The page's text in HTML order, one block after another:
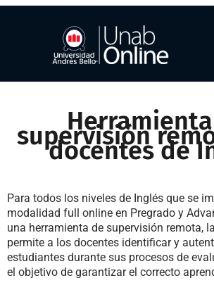
supervisión
docentes de
Para todos los niveles de Inglés que se
modalidad full online en Pregrado y
una herramienta de supervisión remota,
permite a los docentes identificar y
estudiantes durante sus procesos de
el objetivo de garantizar el correcto